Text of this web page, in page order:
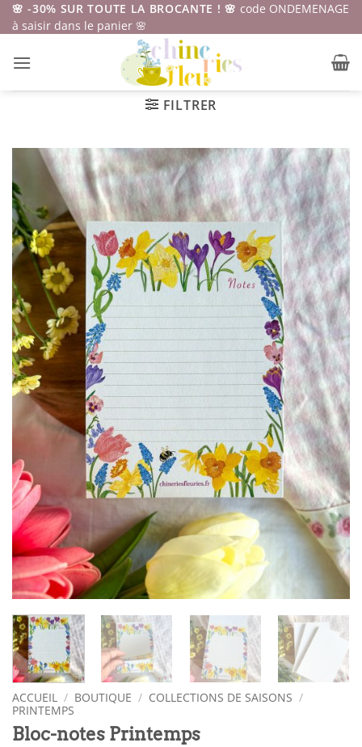
Passer
au
🌸 -30% SUR TOUTE LA BROCANTE ! 🌸 code ONDEMENAGE
à saisir dans le panier 🌸
FILTRER
ACCUEIL / BOUTIQUE / COLLECTIONS DE SAISONS /
PRINTEMPS
Bloc-notes Printemps